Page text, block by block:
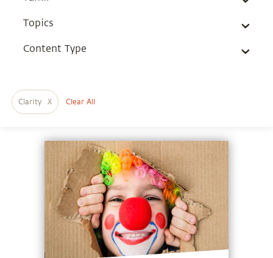
Topics
Content Type
Clarity X Clear All